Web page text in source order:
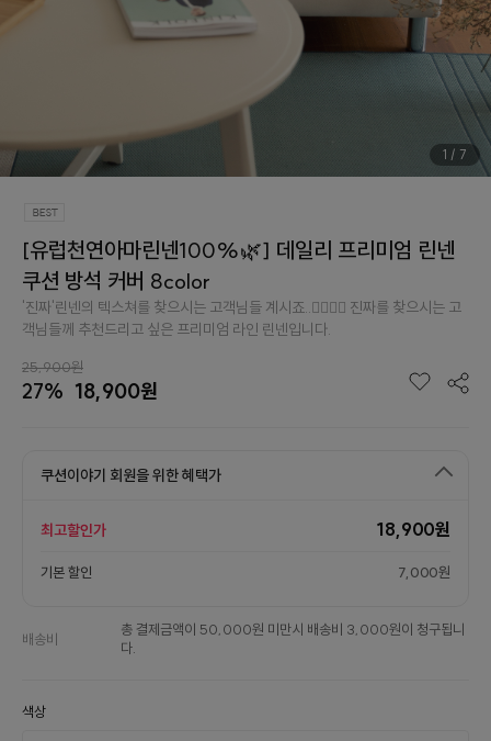
1 / 7
[유럽천연아마린넨100%🌿] 데일리 프리미엄 린넨
쿠션 방석 커버 8color
'진짜'린넨의 텍스쳐를 찾으시는 고객님들 계시죠..👉🏻👈🏻 진짜를 찾으시는 고
객님들께 추천드리고 싶은 프리미엄 라인 린넨입니다.
25,900원
27% 18,900원
쿠션이야기 회원을 위한 혜택가
최고할인가 18,900원
기본 할인 7,000원
배송비
총 결제금액이 50,000원 미만시 배송비 3,000원이 청구됩니
다.
색상